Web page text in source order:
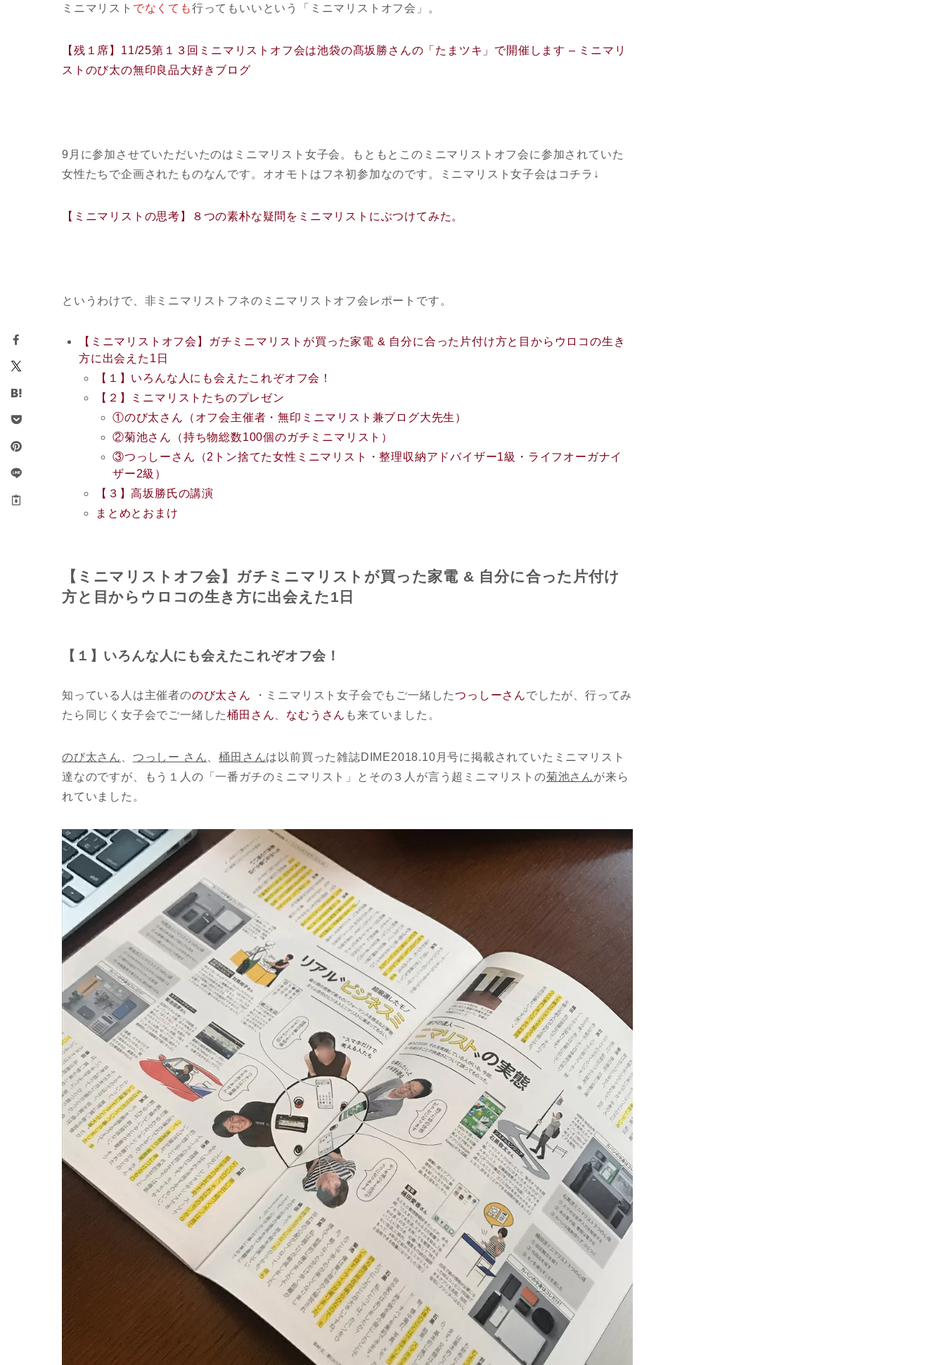
ミニマリスト でなくても行ってもいいという「ミニマリストオフ会」。
【残１席】11/25第１３回ミニマリストオフ会は池袋の髙坂勝さんの「たまツキ」で開催します – ミニマリ
ストのび太の無印良品大好きブログ
9月に参加させていただいたのはミニマリスト女子会。もともとこのミニマリストオフ会に参加されていた
女性たちで企画されたものなんです。オオモトはフネ初参加なのです。ミニマリスト女子会はコチラ↓
【ミニマリストの思考】８つの素朴な疑問をミニマリストにぶつけてみた。
というわけで、非ミニマリストフネのミニマリストオフ会レポートです。
【ミニマリストオフ会】ガチミニマリストが買った家電 & 自分に合った片付け方と目からウロコの生き
方に出会えた1日
【１】いろんな人にも会えたこれぞオフ会！
【２】ミニマリストたちのプレゼン
①のび太さん（オフ会主催者・無印ミニマリスト兼ブログ大先生）
②菊池さん（持ち物総数100個のガチミニマリスト）
③つっしーさん（2トン捨てた女性ミニマリスト・整理収納アドバイザー1級・ライフオーガナイ
ザー2級）
【３】高坂勝氏の講演
まとめとおまけ
【ミニマリストオフ会】ガチミニマリストが買った家電 & 自分に合った片付け
方と目からウロコの生き方に出会えた1日
【１】いろんな人にも会えたこれぞオフ会！
知っている人は主催者ののび太さん ・ミニマリスト女子会でもご一緒したつっしーさんでしたが、行ってみ
たら同じく女子会でご一緒した桶田さん なむうさん も来ていました。
のび太さん つっしー さん 、桶田さんは以前買った雑誌DIME2018.10月号に掲載されていたミニマリスト
達なのですが、もう１人の「一番ガチのミニマリスト」とその３人が言う超ミニマリストの菊池さんが来ら
れていました。